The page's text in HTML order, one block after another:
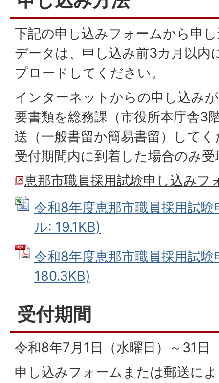
下記の申し込みフォームから申
データは、申し込み前3カ月以内
プロードしてください。
インターネットからの申し込み
要書類を総務課（市役所本庁舎3
送（一般書留か簡易書留）して
受付期間内に到着した場合のみ
恵那市職員採用試験申し込みフ
令和8年度恵那市職員採用試
ル: 19.1KB)
令和8年度恵那市職員採用試
180.3KB)
受付期間
令和8年7月1日（水曜日）～31日
申し込みフォームまたは郵送に